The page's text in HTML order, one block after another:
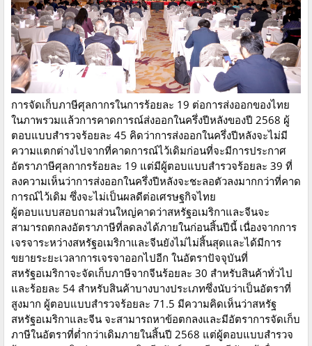
การจัดเก็บภาษีศุลกากรในการร้อยละ 19 ต่อการส่งออกของไทย
ในภาพรวมแล้วการคาดการณ์ส่งออกในครึ่งปีหลังของปี 2568 ผู้
ตอบแบบสำรวจร้อยละ 45 คิดว่าการส่งออกในครึ่งปีหลังจะไม่มี
ความแตกต่างไปจากที่คาดการณ์ไว้เดิมก่อนที่จะมีการประกาศ
อัตราภาษีศุลกากรร้อยละ 19 แต่มีผู้ตอบแบบสำรวจร้อยละ 39 ที่
ลงความเห็นว่าการส่งออกในครึ่งปีหลังจะชะลอตัวลงมากกว่าที่คาด
การณ์ไว้เดิม ซึ่งจะไม่เป็นผลดีต่อเศรษฐกิจไทย
ผู้ตอบแบบสอบถามส่วนใหญ่คาดว่าสหรัฐอเมริกาและจีนจะ
สามารถตกลงอัตราภาษีที่ลดลงได้ภายในก่อนสิ้นปีนี้ เนื่องจากการ
เจรจาระหว่างสหรัฐอเมริกาและจีนยังไม่ไม่สิ้นสุดและได้มีการ
ขยายระยะเวลาการเจรจาออกไปอีก ในอัตราปัจจุบันที่
สหรัฐอเมริกาจะจัดเก็บภาษีจากจีนร้อยละ 30 สำหรับสินค้าทั่วไป
และร้อยละ 54 สำหรับสินค้าบางบางประเภทซึ่งนับว่าเป็นอัตราที่
สูงมาก ผู้ตอบแบบสำรวจร้อยละ 71.5 มีความคิดเห็นว่าสหรัฐ
สหรัฐอเมริกาและจีน จะสามารถหาข้อตกลงและมีอัตราการจัดเก็บ
ภาษีในอัตราที่ต่ำกว่าเดิมภายในสิ้นปี 2568 แต่ผู้ตอบแบบสำรวจ